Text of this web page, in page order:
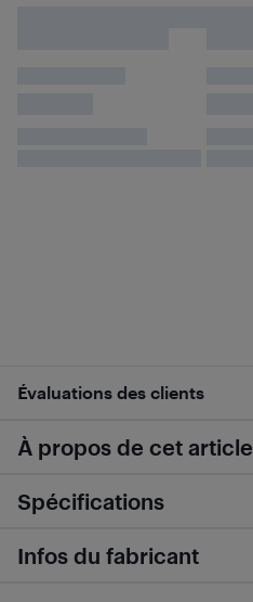
Évaluations des clients
À propos de cet article
Spécifications
Infos du fabricant